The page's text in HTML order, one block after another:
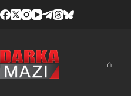
to
⌂